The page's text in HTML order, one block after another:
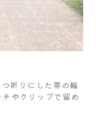
折りにした帯の輪
やクリップで留め